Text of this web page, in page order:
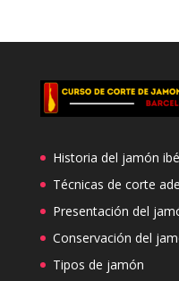
Historia del jamón
Técnicas de corte
Presentación del
Conservación del
Tipos de jamón